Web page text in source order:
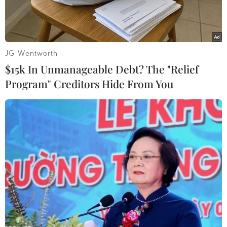
Trường THPT chuyên Hà Nội-Amsterdam tiếp tục tuyển sinh lớp
10 chương trình song bằng trong năm học 2024-2025. (Ảnh:
Thanh Tùng/TTXVN)
Năm học 2024-2025, Hà Nội có hai trường Trung
học Phổ thông tuyển sinh lớp 10 chương trình
JG Wentworth
$15k In Unmanageable Debt? The "Relief
Program" Creditors Hide From You